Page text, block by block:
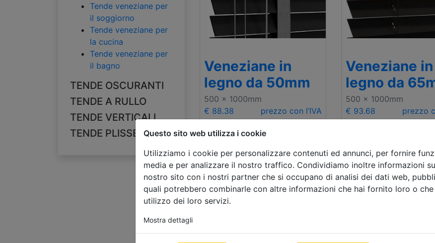
Questo sito web utilizza i cookie
Utilizziamo i cookie per personalizzare contenuti ed annunci, per fornire
media e per analizzare il nostro traffico. Condividiamo inoltre informazioni
nostro sito con i nostri partner che si occupano di analisi dei dati web,
quali potrebbero combinarle con altre informazioni che hai fornito loro o
utilizzo dei loro servizi.
Mostra dettagli
Tende veneziane per
il soggiorno
Tende veneziane per
la cucina
Tende veneziane per
il bagno
TENDE OSCURANTI
TENDE A RULLO
TENDE VERTICALI
TENDE PLISSETTATE
Veneziane in
legno da 50mm
500 x 1000mm
€ 88.38
prezzo con l’IVA
Veneziane in
legno da
500 x 1000mm
€ 93.68
prezzo